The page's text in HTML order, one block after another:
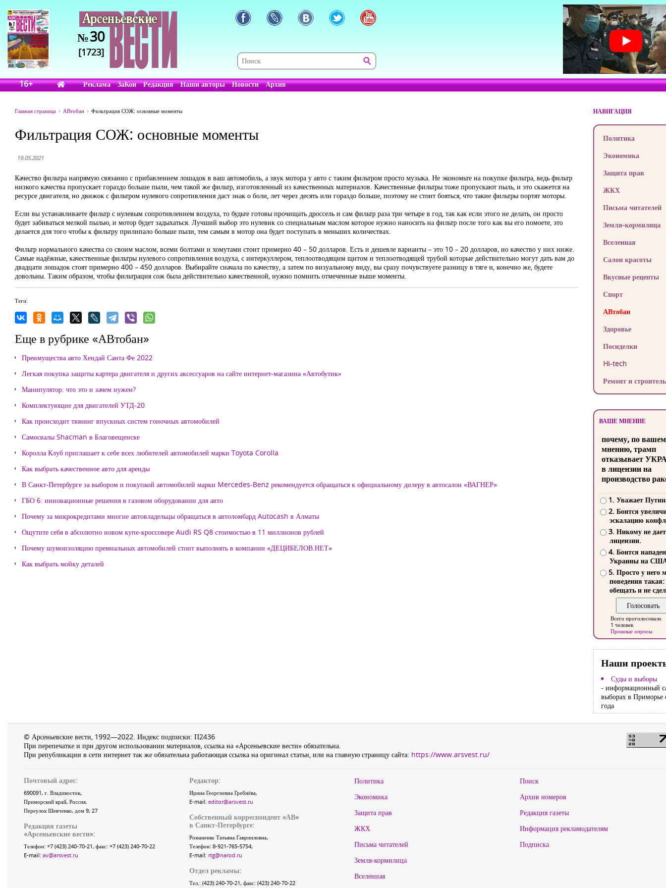
№30
[1723]
16+ Реклама ЗаКон Редакция Наши авторы Новости Архив
Главная страница АВтобан Фильтрация СОЖ: основные моменты
Фильтрация СОЖ: основные моменты
19.05.2021
Качество фильтра напрямую связанно с прибавлением лошадок в ваш автомобиль, а звук мотора у авто с таким фильтром просто музыка. Не экономьте на покупке фильтра, ведь фильтр
низкого качества пропускает гораздо больше пыли, чем такой же фильтр, изготовленный из качественных материалов. Качественные фильтры тоже пропускают пыль, и это скажется на
ресурсе двигателя, но движок с фильтром нулевого сопротивления даст знак о боли, лет через десять или гораздо больше, поэтому не стоит бояться, что такие фильтры портят моторы.
Если вы устанавливаете фильтр с нулевым сопротивлением воздуха, то будьте готовы прочищать дроссель и сам фильтр раза три четыре в год, так как если этого не делать, он просто
будет забиваться мелкой пылью, и мотор будет задыхаться. Лучший выбор это нулевик со специальным маслом которое нужно наносить на фильтр после того как вы его помоете, это
делается для того чтобы к фильтру прилипало больше пыли, тем самым в мотор она будет поступать в меньших количествах.
Фильтр нормального качества со своим маслом, всеми болтами и хомутами стоит примерно 40 – 50 долларов. Есть и дешевле варианты – это 10 – 20 долларов, но качество у них ниже.
Самые надёжные, качественные фильтры нулевого сопротивления воздуха, с интеркуллером, теплоотводящим щитом и теплоотводящей трубой которые действительно могут дать вам до
двадцати лошадок стоят примерно 400 – 450 долларов. Выбирайте сначала по качеству, а затем по визуальному виду, вы сразу почувствуете разницу в тяге и, конечно же, будете
довольны. Таким образом, чтобы фильтрация сож была действительно качественной, нужно помнить отмеченные выше моменты.
Теги:
Еще в рубрике «АВтобан»
Преимущества авто Хендай Санта Фе 2022
Легкая покупка защиты картера двигателя и других аксессуаров на сайте интернет-магазина «Автобутик»
Манипулятор: что это и зачем нужен?
Комплектующие для двигателей УТД-20
Как происходит тюнинг впускных систем гоночных автомобилей
Самосвалы Shacman в Благовещенске
Королла Клуб приглашает к себе всех любителей автомобилей марки Toyota Corolla
Как выбрать качественное авто для аренды
В Санкт-Петербурге за выбором и покупкой автомобилей марки Mercedes-Benz рекомендуется обращаться к официальному дилеру в автосалон «ВАГНЕР»
ГБО 6: инновационные решения в газовом оборудовании для авто
Почему за микрокредитами многие автовладельцы обращаться в автоломбард Autocash в Алматы
Ощутите себя в абсолютно новом купе-кроссовере Audi RS Q8 стоимостью в 11 миллионов рублей
Почему шумоизоляцию премиальных автомобилей стоит выполнять в компании «ДЕЦИБЕЛОВ.НЕТ»
Как выбрать мойку деталей
НАВИГАЦИЯ
Политика
Экономика
Защита прав
ЖКХ
Письма читателей
Земля-кормилица
Вселенная
Салон красоты
Вкусные рецепты
Спорт
АВтобан
Здоровье
Посиделки
Hi-tech
Ремонт и
ВАШЕ МНЕНИЕ
почему, по
мнению, трамп
отказывает
в лицензии на
производство
1. Уважает
2. Боится
эскалацию
3. Никому не
лицензии.
4. Боится
Украины на
5. Просто у него
поведения такая:
обещать и не
Всего проголосовало
1 человек
Прошлые опросы
Наши
Суды и выборы
- информационный
выборах в Приморье
года
© Арсеньевские вести, 1992—2022. Индекс подписки: П2436
При перепечатке и при другом использовании материалов, ссылка на «Арсеньевские вести» обязательна.
При републикации в сети интернет так же обязательна работающая ссылка на оригинал статьи, или на главную страницу сайта: https://www.arsvest.ru/
Почтовый адрес:
690091, г. Владивосток,
Приморский край, Россия.
Переулок Шевченко, дом 9, 27
Редакция газеты
«Арсеньевские вести»:
Телефон: +7 (423) 240-70-21, факс: +7 (423) 240-70-22
E-mail: av@arsvest.ru
Редактор:
Ирина Георгиевна Гребнёва,
E-mail: editor@arsvest.ru
Собственный корреспондент «АВ»
в Санкт-Петербурге:
Романенко Татьяна Гаврииловна,
Телефон: 8-921-765-5754,
E-mail: rtg@narod.ru
Отдел рекламы:
Тел.: (423) 240-70-21, факс: (423) 240-70-22
Политика
Экономика
Защита прав
ЖКХ
Письма читателей
Земля-кормилица
Вселенная
Поиск
Архив номеров
Редакция газеты
Информация рекламодателям
Подписка